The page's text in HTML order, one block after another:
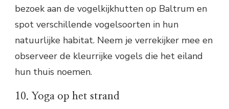
bezoek aan de vogelkijkhutten op Baltrum en
spot verschillende vogelsoorten in hun
natuurlijke habitat. Neem je verrekijker mee en
observeer de kleurrijke vogels die het eiland
hun thuis noemen.
10. Yoga op het strand